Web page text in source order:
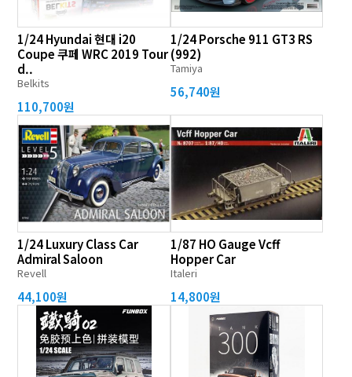
1/24 Hyundai 현대 i20
Coupe 쿠페 WRC 2019 Tour
d..
Belkits
110,700원
1/24 Porsche 911 GT3 RS
(992)
Tamiya
56,740원
1/24 Luxury Class Car
Admiral Saloon
Revell
44,100원
1/87 HO Gauge Vcff
Hopper Car
Italeri
14,800원